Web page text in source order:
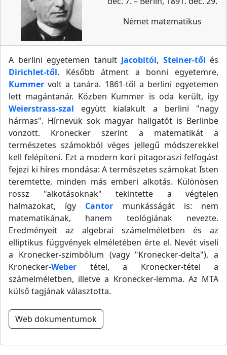
Német matematikus
A berlini egyetemen tanult Jacobitól, Steiner-től és
Dirichlet-től. Később átment a bonni egyetemre,
Kummer volt a tanára. 1861-től a berlini egyetemen
lett magántanár. Közben Kummer is oda került, így
Weierstrass-szal együtt kialakult a berlini "nagy
hármas". Hírnevük sok magyar hallgatót is Berlinbe
vonzott. Kronecker szerint a matematikát a
természetes számokból véges jellegű módszerekkel
kell felépíteni. Ezt a modern kori pitagoraszi felfogást
fejezi ki híres mondása: A természetes számokat Isten
teremtette, minden más emberi alkotás. Különösen
rossz "alkotásoknak" tekintette a végtelen
halmazokat, így Cantor munkásságát is: nem
matematikának, hanem teológiának nevezte.
Eredményeit az algebrai számelméletben és az
elliptikus függvények elméletében érte el. Nevét viseli
a Kronecker-szimbólum (vagy "Kronecker-delta"), a
Kronecker-Weber tétel, a Kronecker-tétel a
számelméletben, illetve a Kronecker-lemma. Az MTA
külső tagjának választotta.
Web dokumentumok